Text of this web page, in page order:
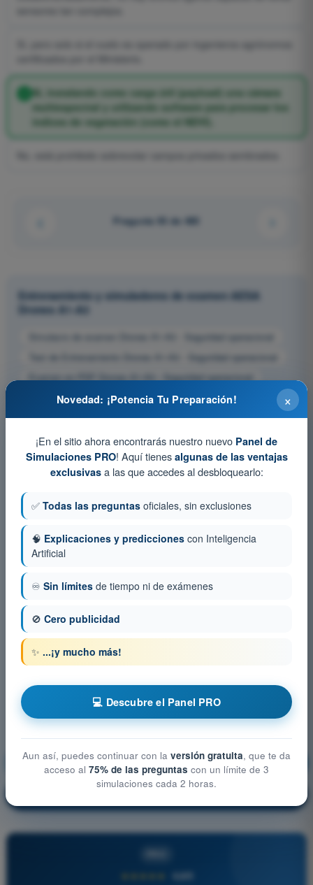
Sí, instalando como carga útil (payload) una cámara
multiespectral y utilizando software para procesar los
índices de vegetación (como el NDVI).
Pregunta 93 de 485
Entrenamiento y simuladores de examen AESA
Drones A1-A3
Simulacro de examen Drones A1-A3 - Seguridad operacional
Test de Entrenamiento Drones A1-A3 - Seguridad operacional
Examen en PDF Drones A1-A3 - Seguridad operacional
Seguridad operacional ¡Entrenamiento!
4,6/5
×
Novedad: ¡Potencia Tu Preparación!
¡En el sitio ahora encontrarás nuestro nuevo Panel de
Simulaciones PRO! Aquí tienes algunas de las ventajas
exclusivasa las que accedes al desbloquearlo:
✅ Todas las preguntas oficiales, sin exclusiones
🧠 Explicaciones y predicciones con Inteligencia
Artificial
♾️ Sin límites de tiempo ni de exámenes
🚫 Cero publicidad
✨ ...¡y mucho más!
💻 Descubre el Panel PRO
Aun así, puedes continuar con la versión gratuita, que te da
acceso al 75% de las preguntas con un límite de 3
simulaciones cada 2 horas.